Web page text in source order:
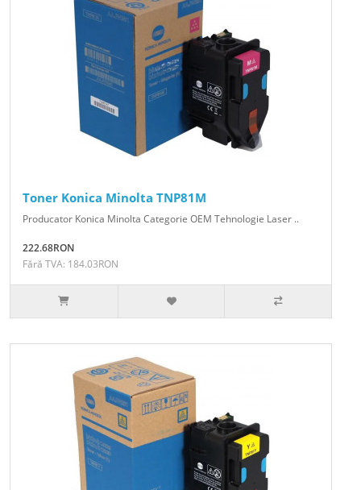
Toner Konica Minolta TNP81M
Producator Konica Minolta Categorie OEM Tehnologie Laser ..
222.68RON
Fără TVA: 184.03RON